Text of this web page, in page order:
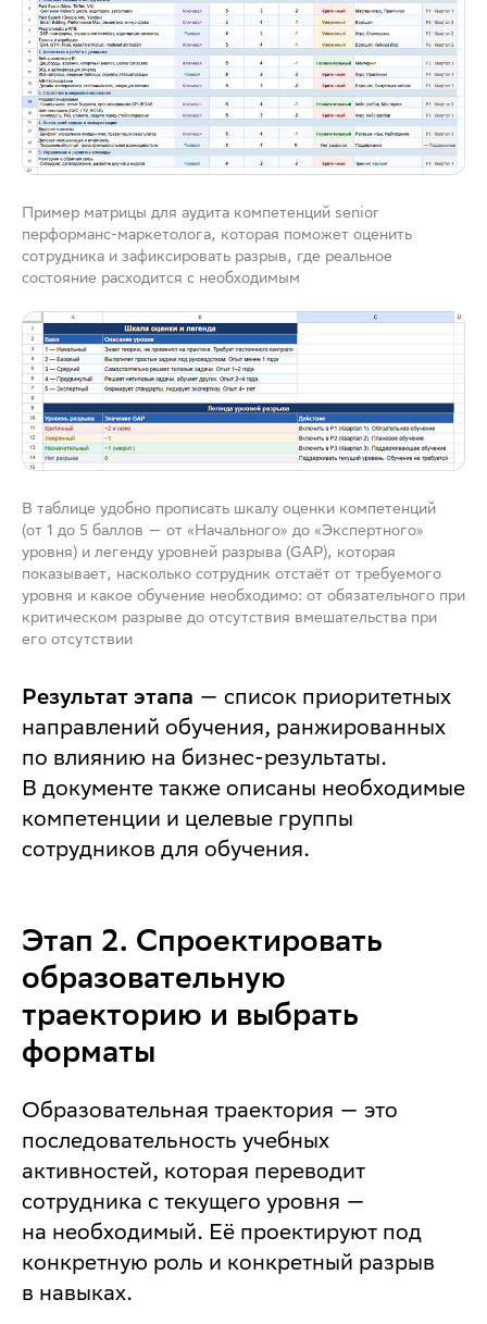
Пример матрицы для аудита компетенций senior
перформанс-маркетолога, которая поможет оценить
сотрудника и зафиксировать разрыв, где реальное
состояние расходится с необходимым
В таблице удобно прописать шкалу оценки компетенций
(от 1 до 5 баллов — от «Начального» до «Экспертного»
уровня) и легенду уровней разрыва (GAP), которая
показывает, насколько сотрудник отстаёт от требуемого
уровня и какое обучение необходимо: от обязательного при
критическом разрыве до отсутствия вмешательства при
его отсутствии
Результат этапа — список приоритетных
направлений обучения, ранжированных
по влиянию на бизнес-результаты.
В документе также описаны необходимые
компетенции и целевые группы
сотрудников для обучения.
Этап 2. Спроектировать
образовательную
траекторию и выбрать
форматы
Образовательная траектория — это
последовательность учебных
активностей, которая переводит
сотрудника с текущего уровня —
на необходимый. Её проектируют под
конкретную роль и конкретный разрыв
в навыках.